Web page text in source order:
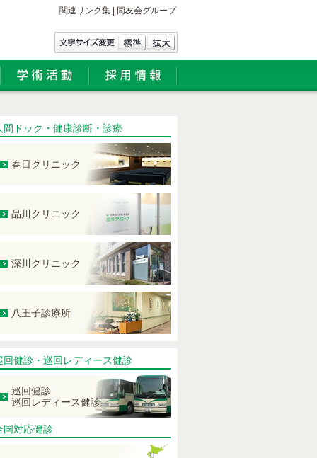
関連リンク集 | 同友会グループ
間ドック・健康診断・診療
春日クリニック
品川クリニック
深川クリニック
八王子診療所
回健診・巡回レディース健診
巡回健診
巡回レディース健診
国対応健診